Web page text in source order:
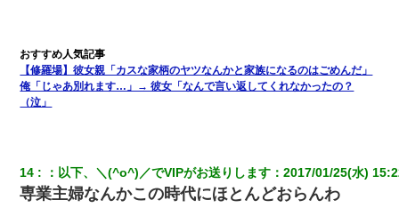
【画像】女上司(30)「終電なくなったね…部屋くる？」ワイ「行
きます！」
私（23）冗談のつもりで上司（27）に胸を揉ませた結果・・・
中の道を走っていたら、突然ガガッ！って音がして…
【修羅場】彼女親「カスな家柄のヤツなんかと家族になるのはごめんだ」
俺「じゃあ別れます…」→ 彼女「なんで言い返してくれなかったの？
（泣」
14 ： 以下、＼(^o^)／でVIPがお送りします ：2017/01/25(水)
専業主婦なんかこの時代にほとんどおらんわ